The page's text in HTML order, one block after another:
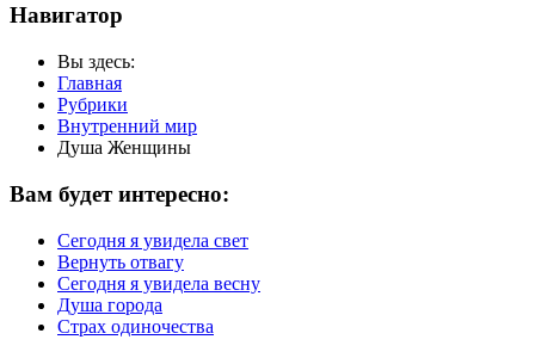
Навигатор
Вы здесь:
Главная
Рубрики
Внутренний мир
Душа Женщины
Вам будет интересно:
Сегодня я увидела свет
Вернуть отвагу
Сегодня я увидела весну
Душа города
Страх одиночества